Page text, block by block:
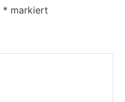
* markiert